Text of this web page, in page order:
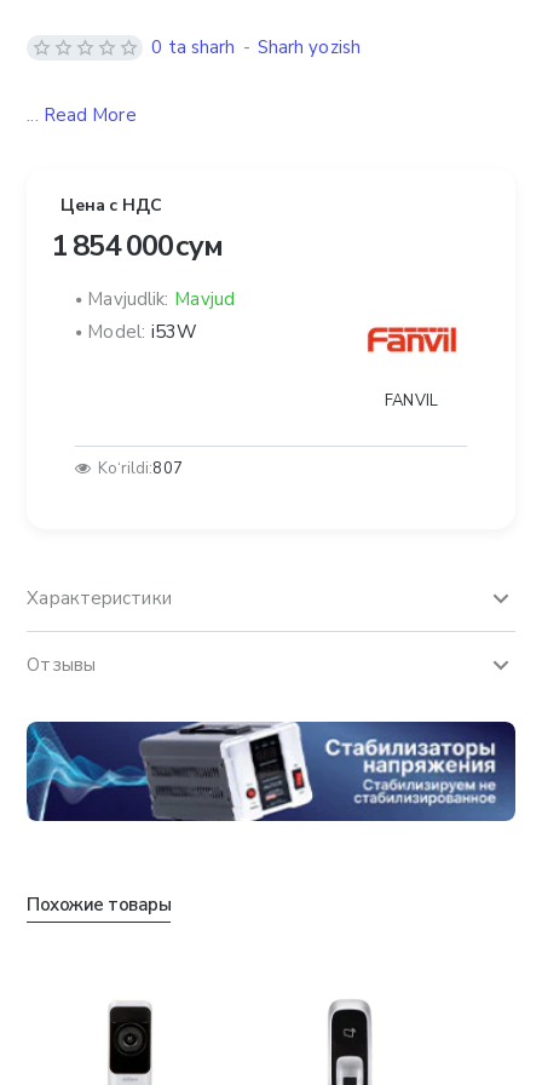
... Read More
0 ta sharh - Sharh yozish
Цена с НДС
1 854 000 сум
Mavjudlik: Mavjud
Model: i53W
FANVIL
Ko‘rildi:807
Характеристики
Отзывы
Похожие товары